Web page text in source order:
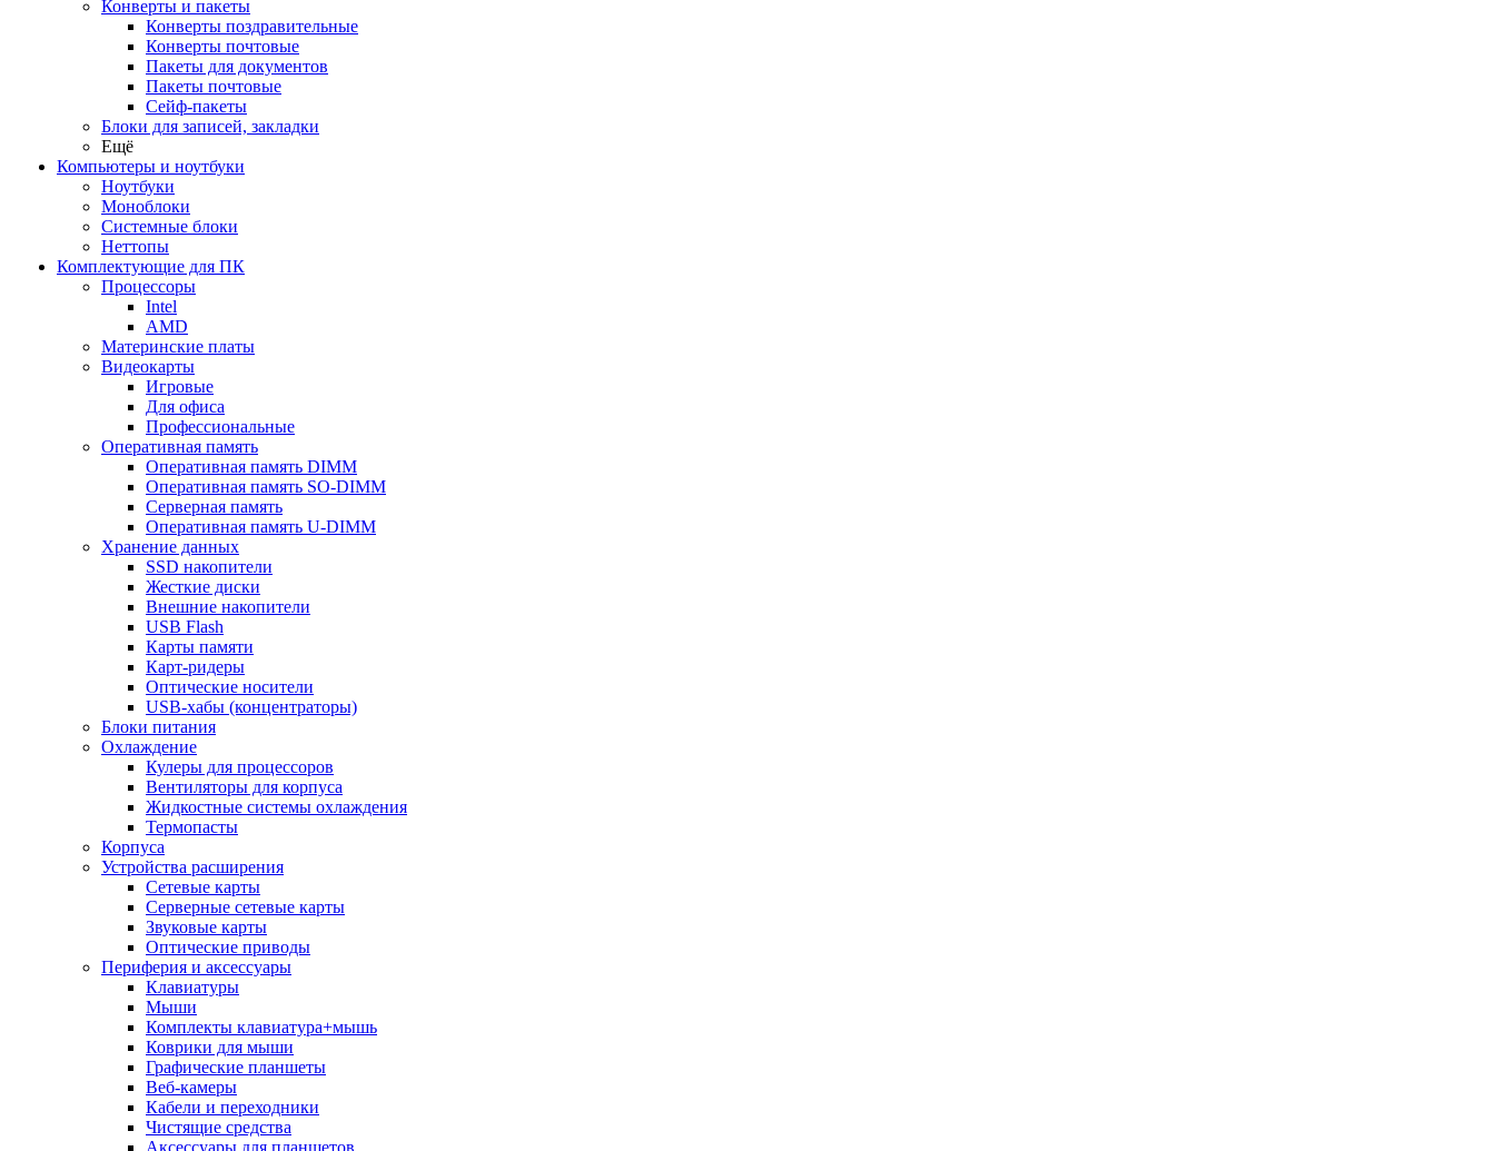
Конверты и пакеты
Конверты поздравительные
Конверты почтовые
Пакеты для документов
Пакеты почтовые
Сейф-пакеты
Блоки для записей, закладки
Ещё
Компьютеры и ноутбуки
Ноутбуки
Моноблоки
Системные блоки
Неттопы
Комплектующие для ПК
Процессоры
Intel
AMD
Материнские платы
Видеокарты
Игровые
Для офиса
Профессиональные
Оперативная память
Оперативная память DIMM
Оперативная память SO-DIMM
Серверная память
Оперативная память U-DIMM
Хранение данных
SSD накопители
Жесткие диски
Внешние накопители
USB Flash
Карты памяти
Карт-ридеры
Оптические носители
USB-хабы (концентраторы)
Блоки питания
Охлаждение
Кулеры для процессоров
Вентиляторы для корпуса
Жидкостные системы охлаждения
Термопасты
Корпуса
Устройства расширения
Сетевые карты
Серверные сетевые карты
Звуковые карты
Оптические приводы
Периферия и аксессуары
Клавиатуры
Мыши
Комплекты клавиатура+мышь
Коврики для мыши
Графические планшеты
Веб-камеры
Кабели и переходники
Чистящие средства
Аксессуары для планшетов